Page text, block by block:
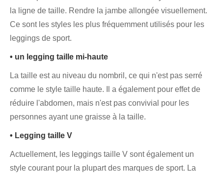
la ligne de taille. Rendre la jambe allongée visuellement.
Ce sont les styles les plus fréquemment utilisés pour les
leggings de sport.
• un legging taille mi-haute
La taille est au niveau du nombril, ce qui n'est pas serré
comme le style taille haute. Il a également pour effet de
réduire l'abdomen, mais n'est pas convivial pour les
personnes ayant une graisse à la taille.
• Legging taille V
Actuellement, les leggings taille V sont également un
style courant pour la plupart des marques de sport. La